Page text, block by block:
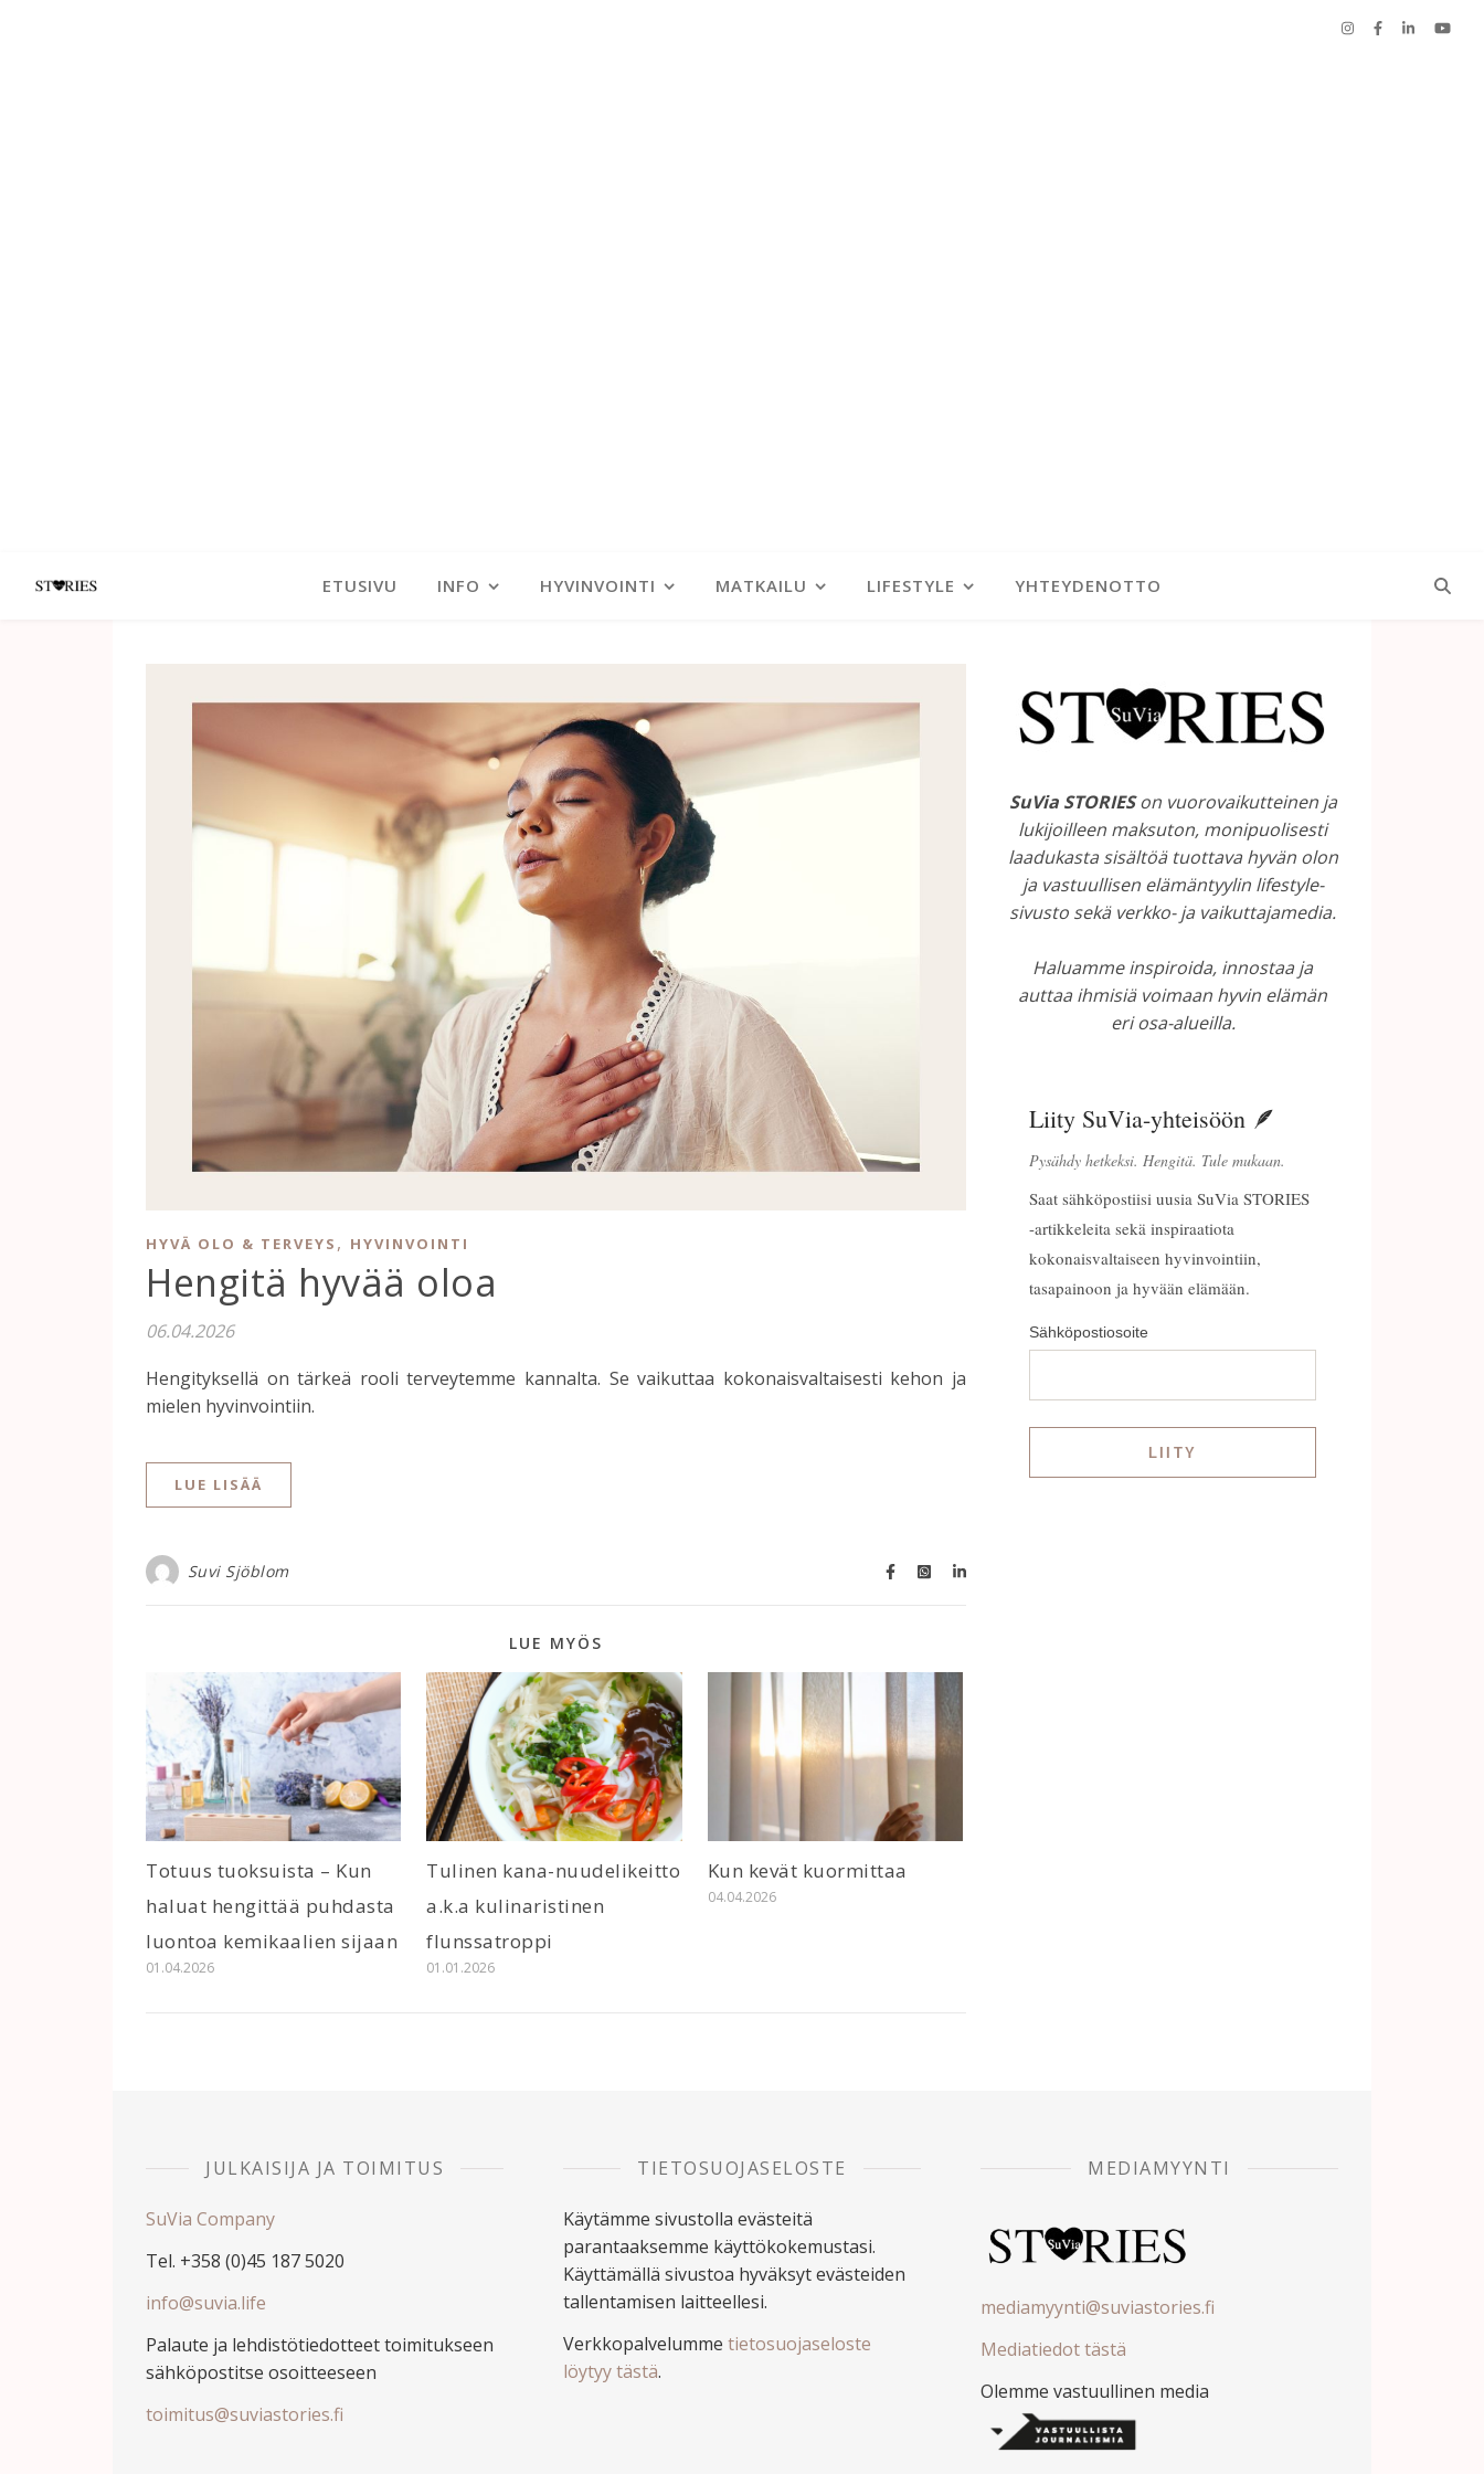
ETUSIVU INFO HYVINVOINTI MATKAILU LIFESTYLE YHTEYDENOTTO
HYVÄ OLO & TERVEYS , HYVINVOINTI
Hengitä hyvää oloa
06.04.2026
Hengityksellä on tärkeä rooli terveytemme kannalta. Se vaikuttaa kokonaisvaltaisesti kehon ja
mielen hyvinvointiin.
LUE LISÄÄ
Suvi Sjöblom
LUE MYÖS
Totuus tuoksuista – Kun
haluat hengittää puhdasta
luontoa kemikaalien sijaan
01.04.2026
Tulinen kana-nuudelikeitto
a.k.a kulinaristinen
flunssatroppi
01.01.2026
Kun kevät kuormittaa
04.04.2026
SuVia STORIESon vuorovaikutteinen ja
lukijoilleen maksuton, monipuolisesti
laadukasta sisältöä tuottava hyvän olon
ja vastuullisen elämäntyylin lifestyle-
sivusto sekä verkko- ja vaikuttajamedia.
Haluamme inspiroida, innostaa ja
auttaa ihmisiä voimaan hyvin elämän
eri osa-alueilla.
Liity SuVia-yhteisöön 🪶
Pysähdy hetkeksi. Hengitä. Tule mukaan.
Saat sähköpostiisi uusia SuVia STORIES
-artikkeleita sekä inspiraatiota
kokonaisvaltaiseen hyvinvointiin,
tasapainoon ja hyvään elämään.
Sähköpostiosoite
JULKAISIJA JA TOIMITUS
SuVia Company
Tel. +358 (0)45 187 5020
info@suvia.life
Palaute ja lehdistötiedotteet toimitukseen
sähköpostitse osoitteeseen
toimitus@suviastories.fi
TIETOSUOJASELOSTE
Käytämme sivustolla evästeitä
parantaaksemme käyttökokemustasi.
Käyttämällä sivustoa hyväksyt evästeiden
tallentamisen laitteellesi.
Verkkopalvelumme tietosuojaseloste
löytyy tästä.
MEDIAMYYNTI
mediamyynti@suviastories.fi
Mediatiedot tästä
Olemme vastuullinen media